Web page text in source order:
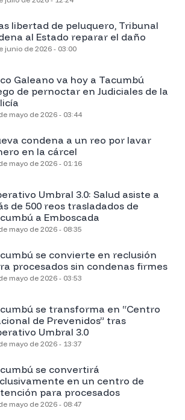
libertad de peluquero, Tribunal
al Estado reparar el daño
junio de 2026 - 03:00
Galeano va hoy a Tacumbú
de pernoctar en Judiciales de la
mayo de 2026 - 03:44
condena a un reo por lavar
en la cárcel
mayo de 2026 - 01:16
Umbral 3.0: Salud asiste a
de 500 reos trasladados de
a Emboscada
mayo de 2026 - 08:35
se convierte en reclusión
procesados sin condenas firmes
mayo de 2026 - 03:53
se transforma en “Centro
de Prevenidos” tras
Umbral 3.0
mayo de 2026 - 13:37
se convertirá
en un centro de
para procesados
mayo de 2026 - 08:47